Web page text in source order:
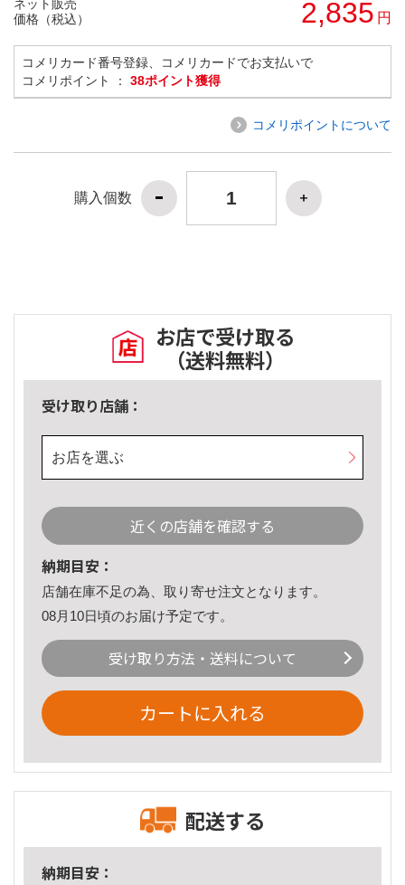
ネット販売
価格（税込）
2,835 円
コメリカード番号登録、コメリカードでお支払いで
コメリポイント ： 38ポイント獲得
コメリポイントについて
購入個数
お店で受け取る
（送料無料）
受け取り店舗：
お店を選ぶ
近くの店舗を確認する
納期目安：
店舗在庫不足の為、取り寄せ注文となります。
08月10日頃のお届け予定です。
受け取り方法・送料について
カートに入れる
配送する
納期目安：